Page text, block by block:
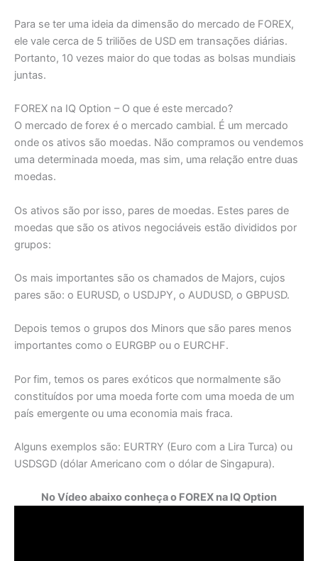
Para se ter uma ideia da dimensão do mercado de FOREX,
ele vale cerca de 5 triliões de USD em transações diárias.
Portanto, 10 vezes maior do que todas as bolsas mundiais
juntas.
FOREX na IQ Option – O que é este mercado?
O mercado de forex é o mercado cambial. É um mercado
onde os ativos são moedas. Não compramos ou vendemos
uma determinada moeda, mas sim, uma relação entre duas
moedas.
Os ativos são por isso, pares de moedas. Estes pares de
moedas que são os ativos negociáveis estão divididos por
grupos:
Os mais importantes são os chamados de Majors, cujos
pares são: o EURUSD, o USDJPY, o AUDUSD, o GBPUSD.
Depois temos o grupos dos Minors que são pares menos
importantes como o EURGBP ou o EURCHF.
Por fim, temos os pares exóticos que normalmente são
constituídos por uma moeda forte com uma moeda de um
país emergente ou uma economia mais fraca.
Alguns exemplos são: EURTRY (Euro com a Lira Turca) ou
USDSGD (dólar Americano com o dólar de Singapura).
No Vídeo abaixo conheça o FOREX na IQ Option